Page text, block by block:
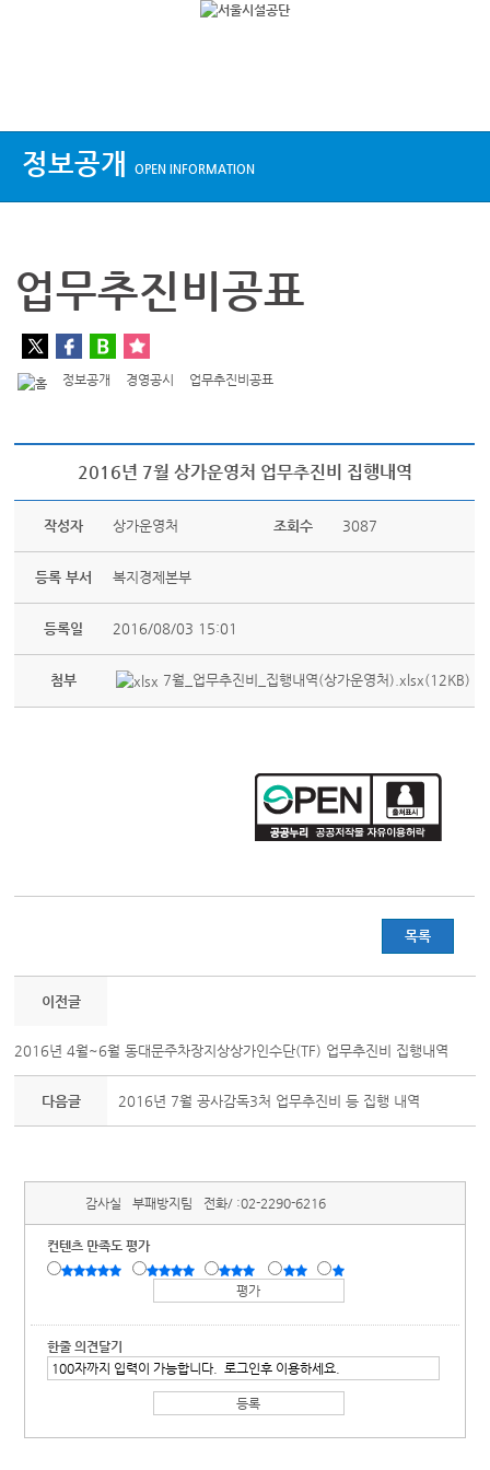
정보공개 OPEN INFORMATION
업무추진비공표
정보공개 경영공시 업무추진비공표
2016년 7월 상가운영처 업무추진비 집행내역
작성자 상가운영처 조회수 3087
등록 부서 복지경제본부
등록일 2016/08/03 15:01
첨부 7월_업무추진비_집행내역(상가운영처).xlsx(12KB)
목록
이전글
2016년 4월~6월 동대문주차장지상상가인수단(TF) 업무추진비 집행내역
다음글 2016년 7월 공사감독3처 업무추진비 등 집행 내역
감사실 부패방지팀 전화/ :02-2290-6216
컨텐츠 만족도 평가
한줄 의견달기